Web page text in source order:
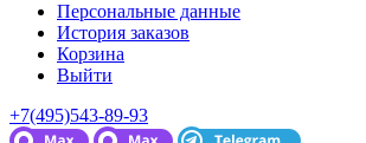
Персональные данные
История заказов
Корзина
Выйти
+7(495)543-89-93